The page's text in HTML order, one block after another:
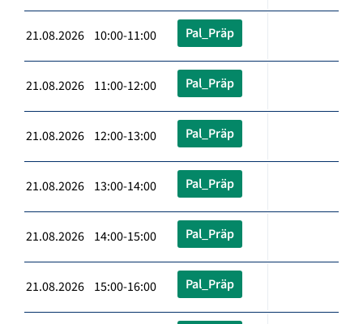
21.08.2026 10:00-11:00 Pal_Präp
21.08.2026 11:00-12:00 Pal_Präp
21.08.2026 12:00-13:00 Pal_Präp
21.08.2026 13:00-14:00 Pal_Präp
21.08.2026 14:00-15:00 Pal_Präp
21.08.2026 15:00-16:00 Pal_Präp